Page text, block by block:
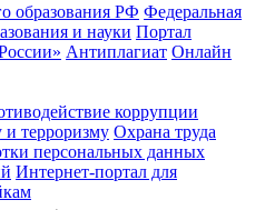
образования РФ Федеральная
и науки Портал
Антиплагиат Онлайн
коррупции
и терроризму Охрана труда
персональных данных
Интернет-портал для